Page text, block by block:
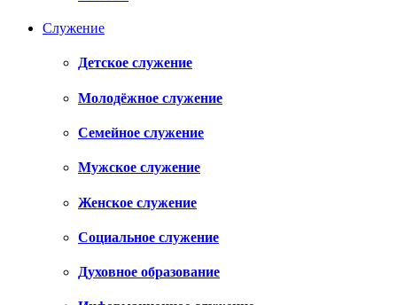
Служение
Детское служение
Молодёжное служение
Семейное служение
Мужское служение
Женское служение
Социальное служение
Духовное образование